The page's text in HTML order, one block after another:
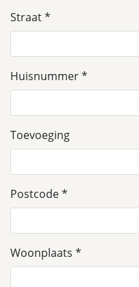
Straat
Huisnummer
Toevoeging
Postcode
Woonplaats